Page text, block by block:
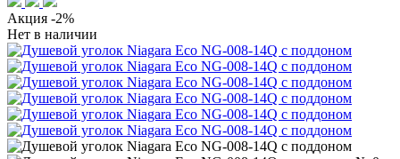
Акция -2%
Нет в наличии